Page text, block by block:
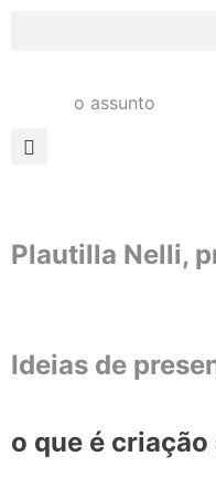
o assunto
Plautilla Nelli,
Ideias de
o que é